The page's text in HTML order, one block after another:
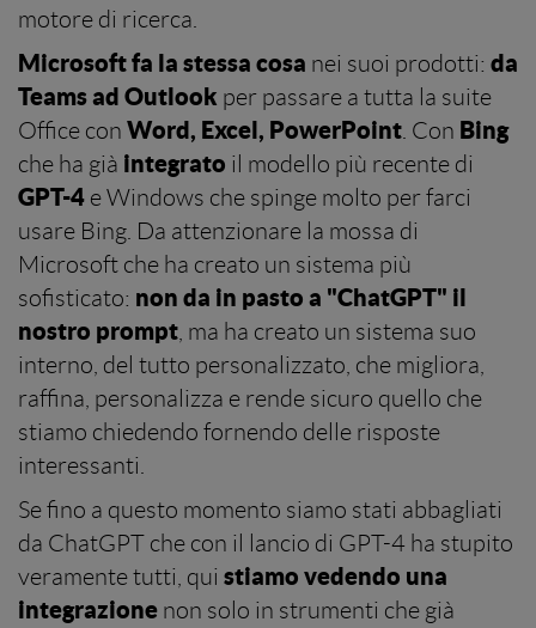
motore di ricerca.
Microsoft fa la stessa cosa nei suoi prodotti: da
Teams ad Outlook per passare a tutta la suite
Office con Word, Excel, PowerPoint . Con Bing
che ha già integrato il modello più recente di
GPT-4 e Windows che spinge molto per farci
usare Bing. Da attenzionare la mossa di
Microsoft che ha creato un sistema più
sofisticato: non da in pasto a "ChatGPT" il
nostro prompt , ma ha creato un sistema suo
interno, del tutto personalizzato, che migliora,
raffina, personalizza e rende sicuro quello che
stiamo chiedendo fornendo delle risposte
interessanti.
Se fino a questo momento siamo stati abbagliati
da ChatGPT che con il lancio di GPT-4 ha stupito
veramente tutti, qui stiamo vedendo una
integrazione non solo in strumenti che già